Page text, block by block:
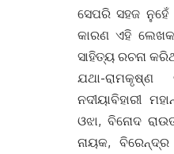
ସେପରି ସହଜ
କାରଣ ଏହି
ସାହିତ୍ୟ ରଚନା
ଯଥା-ରାମକୃଷ୍ଣ
ନଦୀୟାବିହାରୀ
ଓଝା, ବିନୋଦ
ନାୟକ,